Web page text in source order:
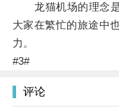
龙猫机场的理念是
大家在繁忙的旅途中
力。
#3#
评论